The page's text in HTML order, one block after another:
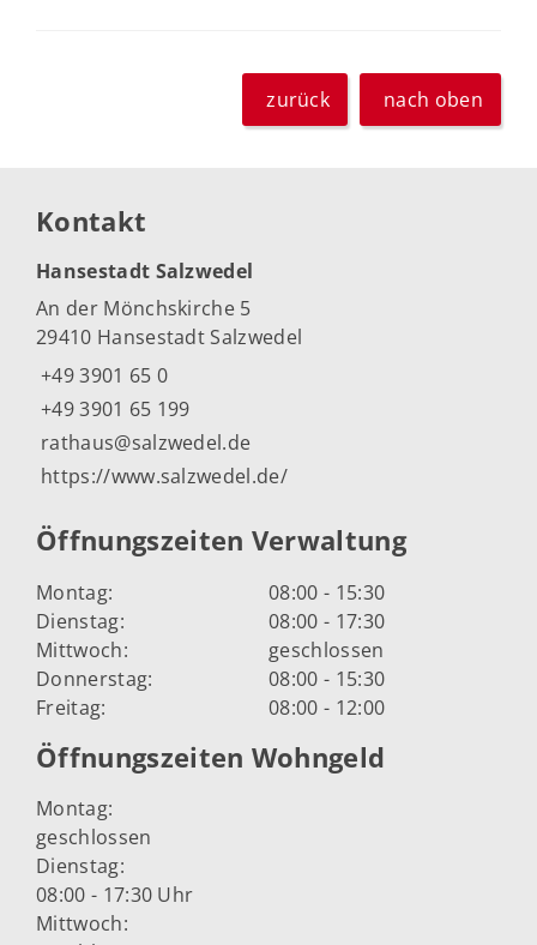
zurück nach oben
Kontakt
Hansestadt Salzwedel
An der Mönchskirche 5
29410 Hansestadt Salzwedel
+49 3901 65 0
+49 3901 65 199
rathaus@salzwedel.de
https://www.salzwedel.de/
Öffnungszeiten Verwaltung
Montag:
08:00 - 15:30
Dienstag:
08:00 - 17:30
Mittwoch:
geschlossen
Donnerstag:
08:00 - 15:30
Freitag:
08:00 - 12:00
Öffnungszeiten Wohngeld
Montag:
geschlossen
Dienstag:
08:00 - 17:30 Uhr
Mittwoch: